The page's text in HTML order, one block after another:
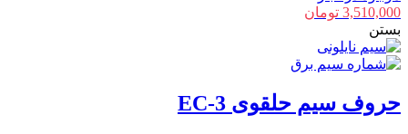
3,510,000 تومان
بستن
حروف سیم حلقوی EC-3